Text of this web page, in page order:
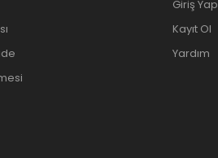
Giriş Yap
Kayıt Ol
Yardım